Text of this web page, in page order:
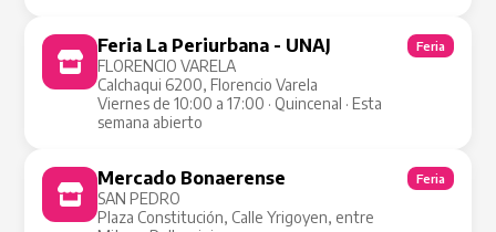
Feria La Periurbana - UNAJ
FLORENCIO VARELA
Calchaqui 6200, Florencio Varela
Viernes de 10:00 a 17:00 · Quincenal · Esta
semana abierto
Feria
Mercado Bonaerense
SAN PEDRO
Plaza Constitución, Calle Yrigoyen, entre
Feria